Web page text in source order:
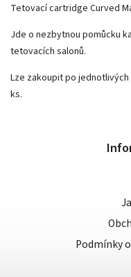
Tetovací cartridge Curved
Jde o nezbytnou pomůcku
tetovacích salonů.
Lze zakoupit po
ks.
Podmínky